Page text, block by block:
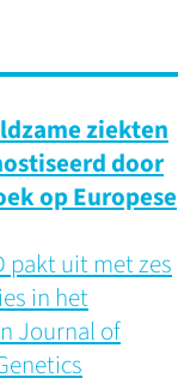
ziekten
door
op Europese
pakt uit met zes
in het
Journal of